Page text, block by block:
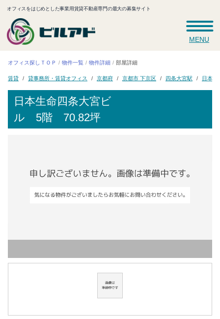
オフィスをはじめとした事業用賃貸不動産専門の最大の募集サイト
MENU
オフィス探しＴＯＰ 物件一覧 物件詳細 部屋詳細
賃貸 貸事務所・賃貸オフィス 京都府 京都市 下京区 四条大宮駅 日本生
日本生命四条大宮ビ
ル 5階 70.82坪